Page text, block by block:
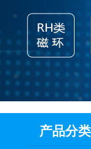
产品分类